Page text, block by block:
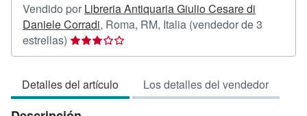
Vendido por Libreria Antiquaria Giulio Cesare di
Daniele Corradi, Roma, RM, Italia (vendedor de 3
estrellas) Calificación
del
3
de
Detalles del artículo Los detalles del vendedor